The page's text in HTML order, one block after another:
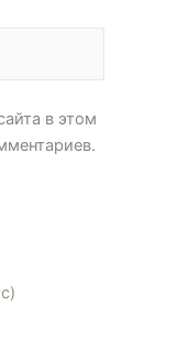
в этом